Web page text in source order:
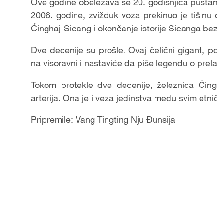
2006. godine, zvižduk voza prekinuo je tišinu
Ćinghaj-Sicang i okončanje istorije Sicanga
Dve decenije su prošle. Ovaj čelični gigant,
na visoravni i nastaviće da piše legendu o
Tokom protekle dve decenije, železnica
arterija. Ona je i veza jedinstva među svim
Pripremile: Vang Tingting Nju Đunsija